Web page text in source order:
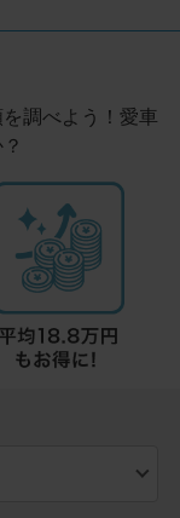
調べよう！愛車